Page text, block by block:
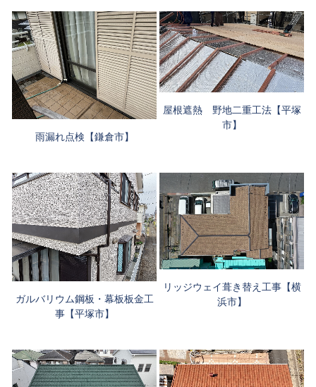
雨漏れ点検【鎌倉市】
屋根遮熱 野地二重工法【平塚
市】
ガルバリウム鋼板・幕板板金工
事【平塚市】
リッジウェイ葺き替え工事【横
浜市】